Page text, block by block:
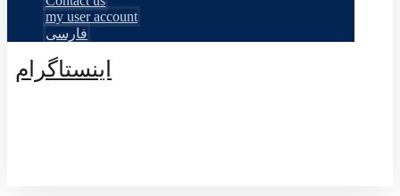
my user account
فارسی
اینستاگرام